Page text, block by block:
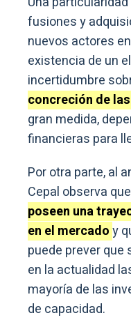
fusiones y
nuevos actores
existencia de un
incertidumbre
concreción de
gran medida,
financieras para
Por otra parte, al
Cepal observa que
poseen una
en el mercadoy
puede prever
en la actualidad
mayoría de las
de capacidad.